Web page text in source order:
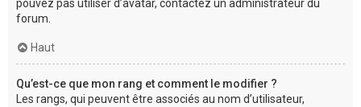
pouvez pas utiliser d’avatar, contactez un administrateur du
forum.
Haut
Qu’est-ce que mon rang et comment le modifier ?
Les rangs, qui peuvent être associés au nom d’utilisateur,